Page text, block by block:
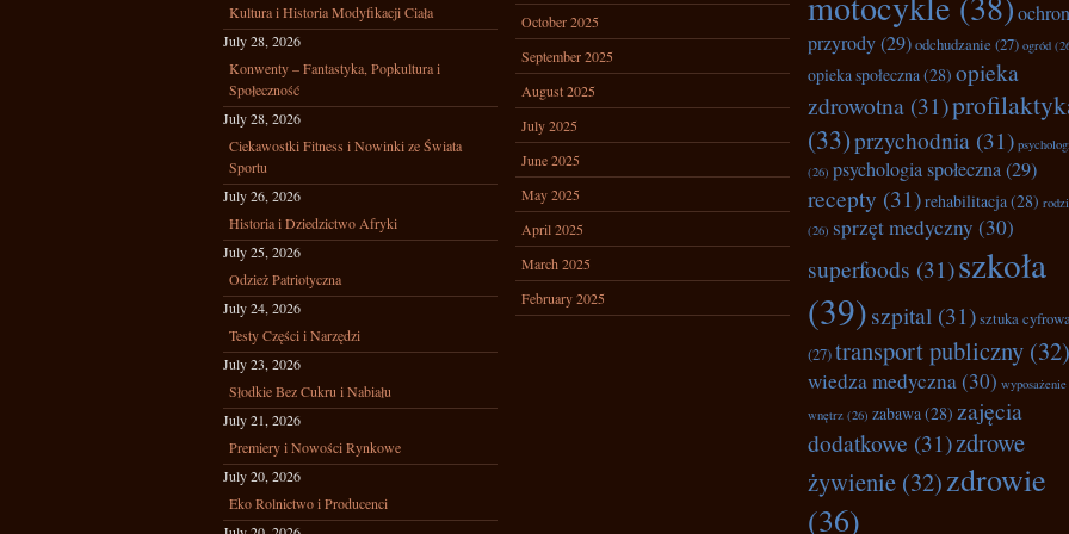
Kultura i Historia Modyfikacji Ciała
July 28, 2026
Konwenty – Fantastyka, Popkultura i
Społeczność
July 28, 2026
Ciekawostki Fitness i Nowinki ze Świata
Sportu
July 26, 2026
Historia i Dziedzictwo Afryki
July 25, 2026
Odzież Patriotyczna
July 24, 2026
Testy Części i Narzędzi
July 23, 2026
Słodkie Bez Cukru i Nabiału
July 21, 2026
Premiery i Nowości Rynkowe
July 20, 2026
Eko Rolnictwo i Producenci
October 2025
September 2025
August 2025
July 2025
June 2025
May 2025
April 2025
March 2025
February 2025
przyrody(29)odchudzanie (27) ogród
opieka społeczna(28) opieka
zdrowotna (31)
(33)przychodnia (31)
(26) psychologia społeczna(29)
recepty (31)rehabilitacja(28)
(26) sprzęt medyczny (30)
superfoods (31)szkoła
(39)szpital (31)sztuka
(27)transport publiczny (32)
wiedza medyczna(30) wyposażenie
wnętrz (26) zabawa(28) zajęcia
dodatkowe (31)zdrowe
żywienie (32)zdrowie
(36)